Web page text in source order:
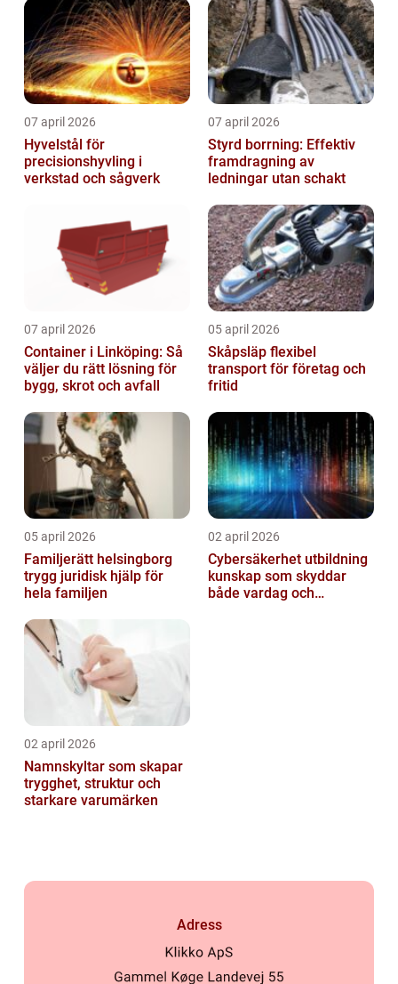
07 april 2026
Hyvelstål för
precisionshyvling i
verkstad och sågverk
07 april 2026
Styrd borrning: Effektiv
framdragning av
ledningar utan schakt
07 april 2026
Container i Linköping: Så
väljer du rätt lösning för
bygg, skrot och avfall
05 april 2026
Skåpsläp flexibel
transport för företag och
fritid
05 april 2026
Familjerätt helsingborg
trygg juridisk hjälp för
hela familjen
02 april 2026
Cybersäkerhet utbildning
kunskap som skyddar
både vardag och
02 april 2026
Namnskyltar som skapar
trygghet, struktur och
starkare varumärken
Adress